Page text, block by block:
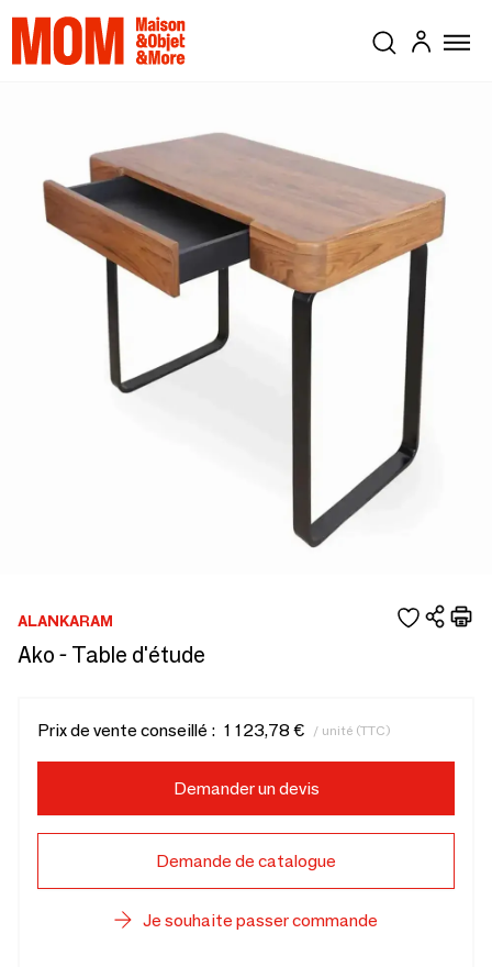
ALANKARAM
Ako - Table d'étude
Prix de vente conseillé : 1 123,78 € / unité (TTC)
Demander un devis
Demande de catalogue
Je souhaite passer commande